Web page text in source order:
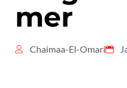
mer
Chaimaa-El-Omari